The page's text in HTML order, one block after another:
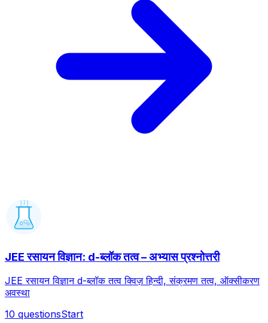
JEE रसायन विज्ञान: d-ब्लॉक तत्व – अभ्यास प्रश्नोत्तरी
JEE रसायन विज्ञान d-ब्लॉक तत्व क्विज़ हिन्दी, संक्रमण तत्व, ऑक्सीकरण
अवस्था
10 questionsStart